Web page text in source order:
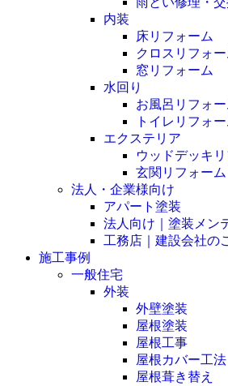
内装
床リフォーム
クロスリフォー
窓リフォーム
水回り
お風呂リフォー
トイレリフォー
エクステリア
ウッドデッキ
玄関リフォーム
法人・企業様向け
アパート塗装
法人向け｜塗装メン
工務店｜建設会社の
施工事例
一般住宅
外装
外壁塗装
屋根塗装
屋根工事
屋根カバー工法
屋根葺き替え